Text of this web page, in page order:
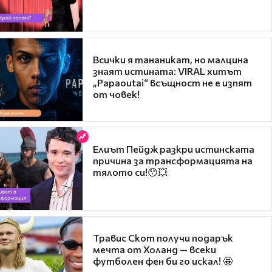
Всички я тананикат, но малцина
знаят истината: VIRAL хитът
„Papaoutai“ всъщност не е изпят
от човек!
Елиът Пейдж разкри истинската
причина за трансформацията на
тялото си!😯💥
Травис Скот получи подарък
мечта от Холанд — всеки
футболен фен би го искал! 🤩